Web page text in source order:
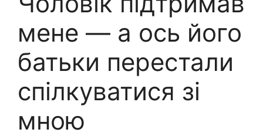
мене — а ось його
батьки перестали
спілкуватися зі
мною